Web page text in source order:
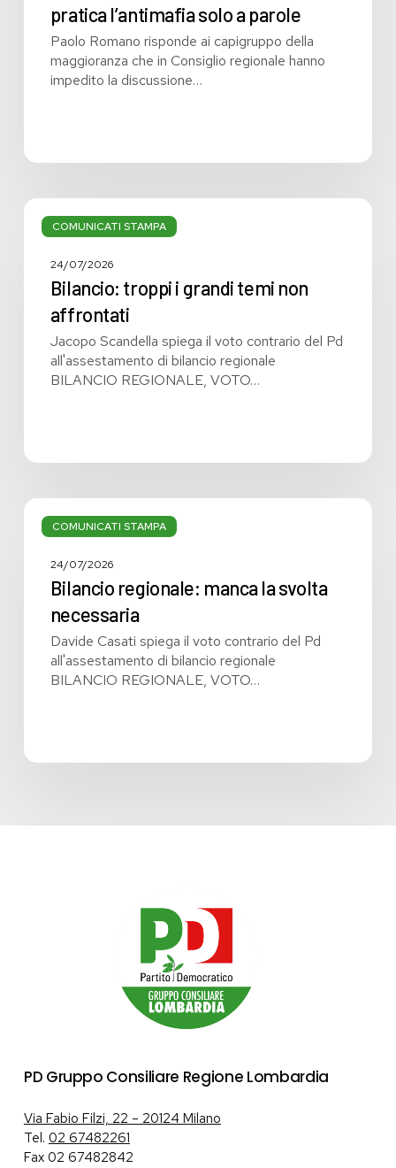
pratica l’antimafia solo a parole
Paolo Romano risponde ai capigruppo della
maggioranza che in Consiglio regionale hanno
impedito la discussione…
COMUNICATI STAMPA
Bilancio:
troppi
grandi
affrontati
24/07/2026
Bilancio: troppi i grandi temi non
affrontati
Jacopo Scandella spiega il voto contrario del Pd
all'assestamento di bilancio regionale
BILANCIO REGIONALE, VOTO…
COMUNICATI STAMPA
Bilancio
regionale:
svolta
24/07/2026
Bilancio regionale: manca la svolta
necessaria
Davide Casati spiega il voto contrario del Pd
all'assestamento di bilancio regionale
BILANCIO REGIONALE, VOTO…
PD Gruppo Consiliare Regione Lombardia
Via Fabio Filzi, 22 – 20124 Milano
Tel. 02 67482261
Fax 02 67482842